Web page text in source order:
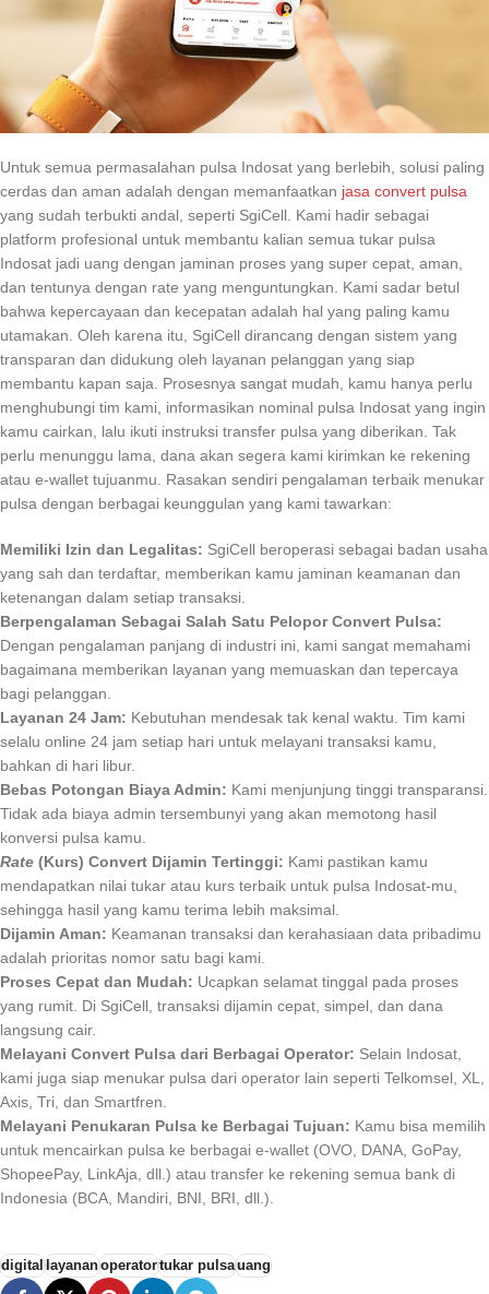
Untuk semua permasalahan pulsa Indosat yang berlebih, solusi paling
cerdas dan aman adalah dengan memanfaatkan jasa convert pulsa
yang sudah terbukti andal, seperti SgiCell. Kami hadir sebagai
platform profesional untuk membantu kalian semua tukar pulsa
Indosat jadi uang dengan jaminan proses yang super cepat, aman,
dan tentunya dengan rate yang menguntungkan. Kami sadar betul
bahwa kepercayaan dan kecepatan adalah hal yang paling kamu
utamakan. Oleh karena itu, SgiCell dirancang dengan sistem yang
transparan dan didukung oleh layanan pelanggan yang siap
membantu kapan saja. Prosesnya sangat mudah, kamu hanya perlu
menghubungi tim kami, informasikan nominal pulsa Indosat yang ingin
kamu cairkan, lalu ikuti instruksi transfer pulsa yang diberikan. Tak
perlu menunggu lama, dana akan segera kami kirimkan ke rekening
atau e-wallet tujuanmu. Rasakan sendiri pengalaman terbaik menukar
pulsa dengan berbagai keunggulan yang kami tawarkan:
Memiliki Izin dan Legalitas: SgiCell beroperasi sebagai badan usaha
yang sah dan terdaftar, memberikan kamu jaminan keamanan dan
ketenangan dalam setiap transaksi.
Berpengalaman Sebagai Salah Satu Pelopor Convert Pulsa:
Dengan pengalaman panjang di industri ini, kami sangat memahami
bagaimana memberikan layanan yang memuaskan dan tepercaya
bagi pelanggan.
Layanan 24 Jam: Kebutuhan mendesak tak kenal waktu. Tim kami
selalu online 24 jam setiap hari untuk melayani transaksi kamu,
bahkan di hari libur.
Bebas Potongan Biaya Admin: Kami menjunjung tinggi transparansi.
Tidak ada biaya admin tersembunyi yang akan memotong hasil
konversi pulsa kamu.
Rate (Kurs) Convert Dijamin Tertinggi: Kami pastikan kamu
mendapatkan nilai tukar atau kurs terbaik untuk pulsa Indosat-mu,
sehingga hasil yang kamu terima lebih maksimal.
Dijamin Aman: Keamanan transaksi dan kerahasiaan data pribadimu
adalah prioritas nomor satu bagi kami.
Proses Cepat dan Mudah: Ucapkan selamat tinggal pada proses
yang rumit. Di SgiCell, transaksi dijamin cepat, simpel, dan dana
langsung cair.
Melayani Convert Pulsa dari Berbagai Operator: Selain Indosat,
kami juga siap menukar pulsa dari operator lain seperti Telkomsel, XL,
Axis, Tri, dan Smartfren.
Melayani Penukaran Pulsa ke Berbagai Tujuan: Kamu bisa memilih
untuk mencairkan pulsa ke berbagai e-wallet (OVO, DANA, GoPay,
ShopeePay, LinkAja, dll.) atau transfer ke rekening semua bank di
Indonesia (BCA, Mandiri, BNI, BRI, dll.).
digital layananoperatortukar pulsauang